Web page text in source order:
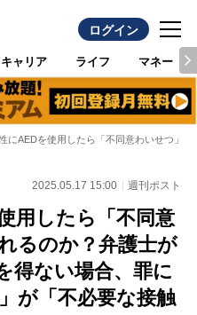
ログイン
キャリア ライフ マネー
にAEDを使用したら「不同意わいせつ」
2025.05.17 15:00 週刊ポスト
用したら「不同意
るのか？弁護士が
ない場合、罪に
が「不必要な接触